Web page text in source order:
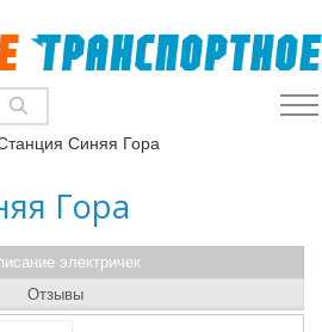
Синяя Гора
Гора
электричек
Отзывы